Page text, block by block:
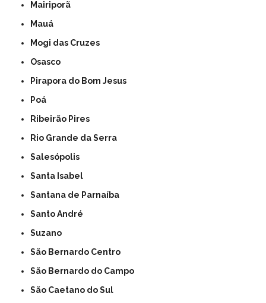
Mairiporã
Mauá
Mogi das Cruzes
Osasco
Pirapora do Bom Jesus
Poá
Ribeirão Pires
Rio Grande da Serra
Salesópolis
Santa Isabel
Santana de Parnaíba
Santo André
Suzano
São Bernardo Centro
São Bernardo do Campo
São Caetano do Sul